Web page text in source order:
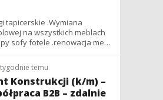
tapicerskie .Wymiana
na wszystkich meblach
glamur
temu
Konstrukcji (k/m) –
B2B – zdalnie